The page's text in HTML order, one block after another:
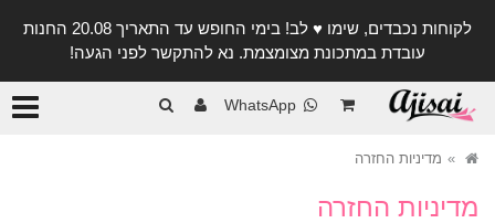
לקוחות נכבדים, שימו ♥️ לב! בימי החופש עד התאריך 20.08 החנות
עובדת במתכונת מצומצמת. נא להתקשר לפני הגעה!
WhatsApp
מדיניות החזרה
מדיניות החזרה